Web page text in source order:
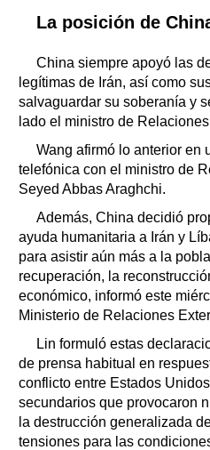
La posición de
China siempre apoyó las
legítimas de Irán, así como
salvaguardar su soberanía y
lado el ministro de
Wang afirmó lo anterior en
telefónica con el ministro de
Seyed Abbas Araghchi.
Además, China decidió
ayuda humanitaria a Irán y
para asistir aún más a la
recuperación, la
económico, informó este
Ministerio de Relaciones
Lin formuló estas
de prensa habitual en
conflicto entre Estados
secundarios que provocaron
la destrucción generalizada
tensiones para las